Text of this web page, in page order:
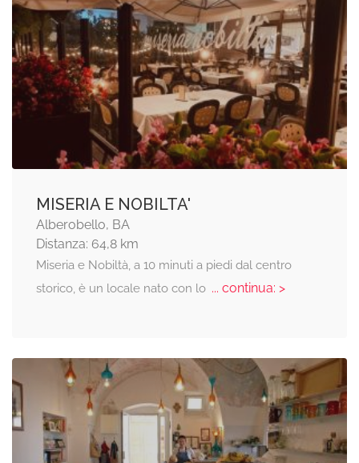
MISERIA E NOBILTA'
Alberobello, BA
Distanza: 64,8 km
Miseria e Nobiltà, a 10 minuti a piedi dal centro
storico, è un locale nato con lo... continua: >